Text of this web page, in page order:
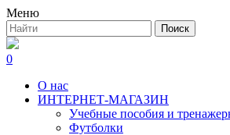
Меню
0
О нас
ИНТЕРНЕТ-МАГАЗИН
Учебные пособия и
Футболки